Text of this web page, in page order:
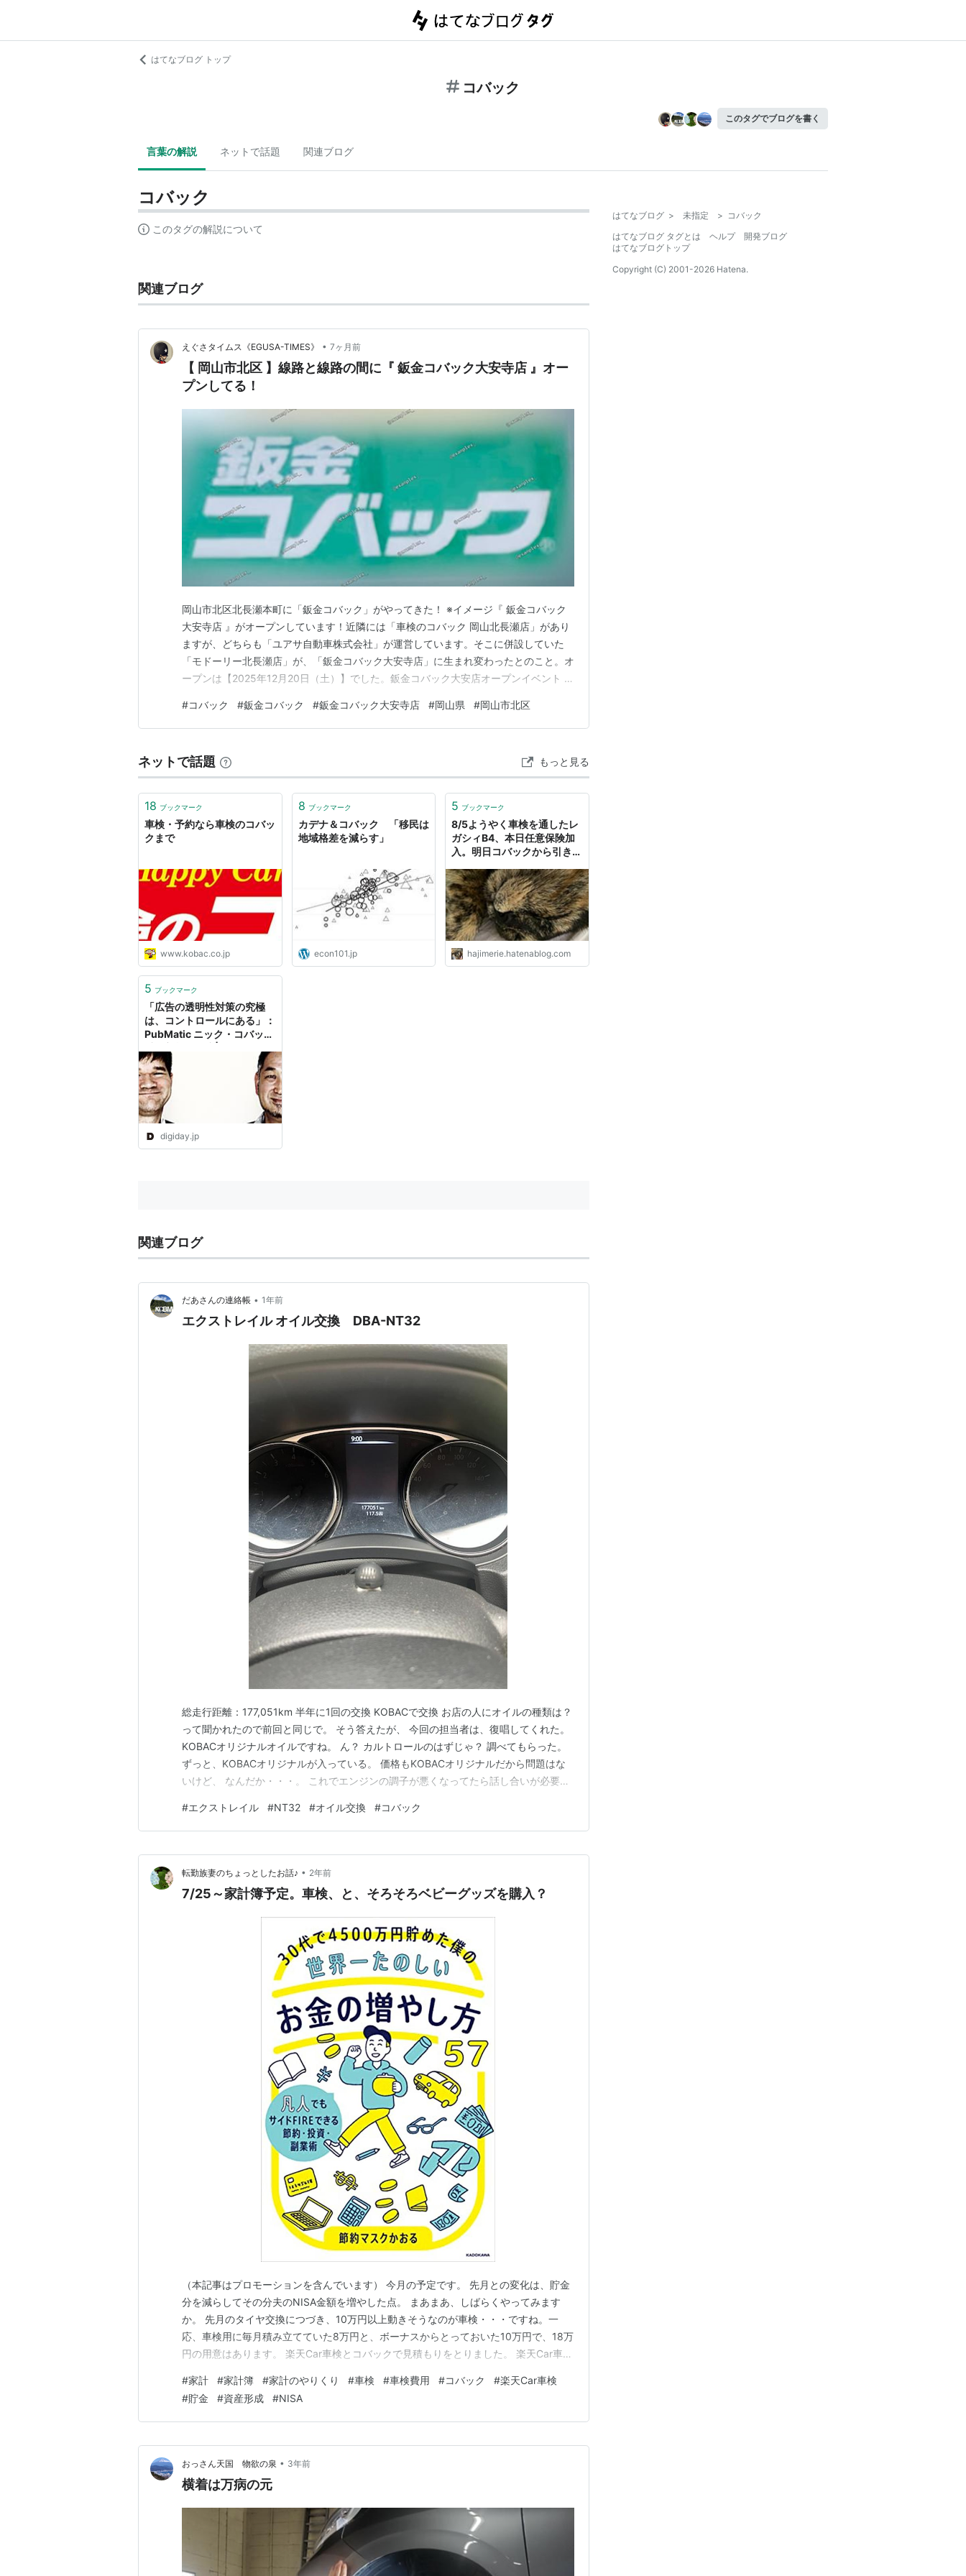
はてなブログ トップ
コバック
このタグでブログを書く
言葉の解説 ネットで話題 関連ブログ
コバック
このタグの解説について
関連ブログ
えぐさタイムス《EGUSA-TIMES》 • 7ヶ月前
【 岡山市北区 】線路と線路の間に『 鈑金コバック大安寺店 』オー
プンしてる！
岡山市北区北長瀬本町に「鈑金コバック」がやってきた！ ※イメージ『 鈑金コバック
大安寺店 』がオープンしています！近隣には「車検のコバック 岡山北長瀬店」があり
ますが、どちらも「ユアサ自動車株式会社」が運営しています。そこに併設していた
「モドーリー北長瀬店」が、「鈑金コバック大安寺店」に生まれ変わったとのこと。オ
ープンは【2025年12月20日（土）】でした。鈑金コバック大安店オープンイベント |
（Wayback Machine） 場所は、「車検のコバック 岡山北長瀬店」から胡朝田地下道
を北へ。在来線をくぐり、一度上がって、…
#コバック #鈑金コバック #鈑金コバック大安寺店 #岡山県 #岡山市北区
ネットで話題 もっと見る
18 ブックマーク
車検・予約なら車検のコバッ
クまで
www.kobac.co.jp
8 ブックマーク
カデナ＆コバック 「移民は
地域格差を減らす」
econ101.jp
5 ブックマーク
8/5ようやく車検を通したレ
ガシィB4、本日任意保険加
入。明日コバックから引き渡
hajimerie.hatenablog.com
5 ブックマーク
「広告の透明性対策の究極
は、コントロールにある」：
PubMatic ニック・コバック
DIGIDAY［日本版］
digiday.jp
関連ブログ
だあさんの連絡帳 • 1年前
エクストレイル オイル交換 DBA-NT32
総走行距離：177,051km 半年に1回の交換 KOBACで交換 お店の人にオイルの種類は？
って聞かれたので前回と同じで。 そう答えたが、 今回の担当者は、復唱してくれた。
KOBACオリジナルオイルですね。 ん？ カルトロールのはずじゃ？ 調べてもらった。
ずっと、KOBACオリジナルが入っている。 価格もKOBACオリジナルだから問題はな
いけど、 なんだか・・・。 これでエンジンの調子が悪くなってたら話し合いが必要に
#エクストレイル #NT32 #オイル交換 #コバック
転勤族妻のちょっとしたお話♪ • 2年前
7/25～家計簿予定。車検、と、そろそろベビーグッズを購入？
（本記事はプロモーションを含んでいます） 今月の予定です。 先月との変化は、貯金
分を減らしてその分夫のNISA金額を増やした点。 まあまあ、しばらくやってみます
か。 先月のタイヤ交換につづき、10万円以上動きそうなのが車検・・・ですね。一
応、車検用に毎月積み立てていた8万円と、ボーナスからとっておいた10万円で、18万
円の用意はあります。 楽天Car車検とコバックで見積もりをとりました。 楽天Car車検
ね・・・(苦笑)サイトから店舗を選んで見積もり依頼をすると、原則3日以内にその店
舗から電話が来て、見積もりのための来店日時…
#家計 #家計簿 #家計のやりくり #車検 #車検費用 #コバック #楽天Car車検
#貯金 #資産形成 #NISA
おっさん天国 物欲の泉 • 3年前
横着は万病の元
はてなブログ > 未指定 > コバック
はてなブログ タグとは
ヘルプ
開発ブログ
はてなブログトップ
Copyright (C) 2001-2026 Hatena.